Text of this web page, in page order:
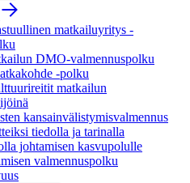
matkailuyritys -
DMO-valmennuspolku
-polku
matkailun
kansainvälistymisvalmennus
tiedolla ja tarinalla
johtamisen kasvupolulle
valmennuspolku